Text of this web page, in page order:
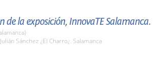
de la exposición, InnovaTE Salamanca.
Sánchez ¿El Charro¿. Salamanca